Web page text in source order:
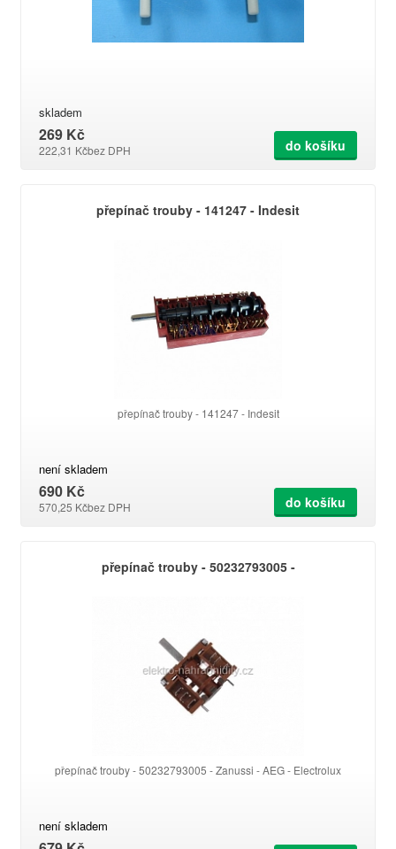
skladem
269 Kč
222,31 Kčbez DPH do košíku
přepínač trouby - 141247 - Indesit
přepínač trouby - 141247 - Indesit
není skladem
690 Kč
570,25 Kčbez DPH do košíku
přepínač trouby - 50232793005 -
přepínač trouby - 50232793005 - Zanussi - AEG - Electrolux
není skladem